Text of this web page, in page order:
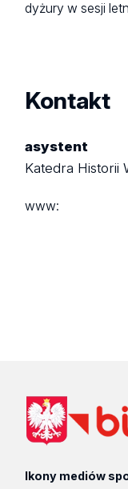
dyżury w sesji
Kontakt
asystent
Katedra Historii
www:
Ikony mediów